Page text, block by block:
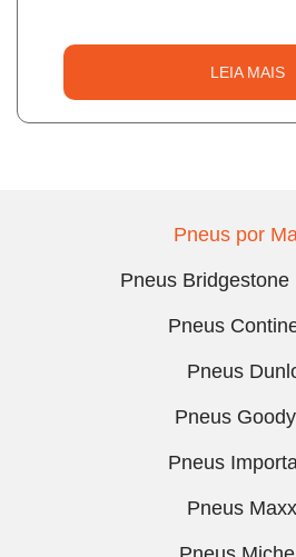
LEIA MAIS
Pneus por
Pneus Bridgestone
Pneus
Pneus
Pneus
Pneus
Pneus